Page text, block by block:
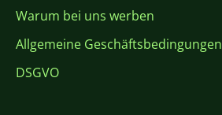
Warum bei uns werben
Allgemeine Geschäftsbedingungen
DSGVO